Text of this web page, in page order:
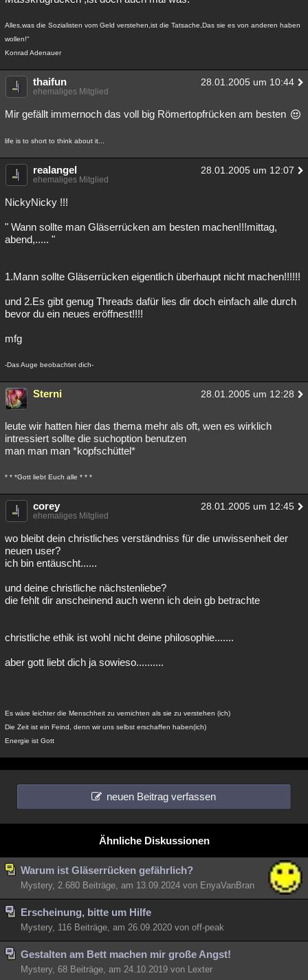
Alles,was die Sozialisten vom Geld verstehen,ist die Tatsache,Das sie es von anderen haben
wollen!"
Konrad Adenauer
thaifun 28.01.2005 um 10:44
ehemaliges Mitglied
Mir gefällt immernoch das voll big Römertopfrücken am besten
life is to short to think about it...
realangel 28.01.2005 um 12:07
ehemaliges Mitglied
NickyNicky !!!
" Wann sollte man Gläserrücken am besten machen!!!mittag,
abend,..... "
1.Mann sollte Gläserrücken eigentlich überhaupt nicht machen!!!!!!
und 2.Es gibt genug Threads dafür lies dir doch einfach alle durch
bevor du ein neues eröffnest!!!!
mfg
-Das Auge beobachtet dich-
Sterni 28.01.2005 um 12:28
leute wir hatten hier das thema mehr als oft, wen es wirklich
intressiert sollte die suchoption benutzen
man man man *kopfschüttel*
* * *Gott liebt Euch alle * * *
corey 28.01.2005 um 12:45
ehemaliges Mitglied
wo bleibt dein christliches verständniss für die unwissenheit der
neuen user?
ich bin entäuscht......
und deine christliche nächstenliebe?
die fehlt dir anscheinend auch wenn ich dein gb betrachte
christliche ethik ist wohl nicht deine philosophie.......
aber gott liebt dich ja sowieso..........
Es wäre leichter die Menschheit zu vernichten als sie zu verstehen (ich)
Die Zeit ist ein Feind, denn wir uns selbst erschaffen haben(ich)
Energie ist Gott
neuen Beitrag verfassen
Ähnliche Diskussionen
Warum ist Gläserrücken gefährlich?
Mystery, 2.680 Beiträge, am 13.09.2024 von EnyaVanBran
Erscheinung, bitte um Hilfe
Mystery, 116 Beiträge, am 26.09.2020 von off-peak
Gestalten am Bett machen mir große Angst!
Mystery, 68 Beiträge, am 24.10.2019 von Lexter